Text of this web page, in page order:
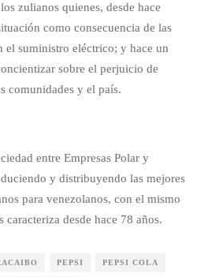
zulianos quienes, desde hace
como consecuencia de las
el suministro eléctrico; y hace un
sobre el perjuicio de
comunidades y el país.
entre Empresas Polar y
y distribuyendo las mejores
para venezolanos, con el mismo
desde hace 78 años.
PEPSI PEPSI COLA